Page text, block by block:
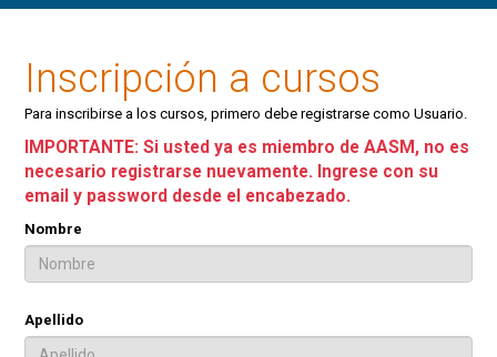
Inscripción a cursos
Para inscribirse a los cursos, primero debe registrarse como Usuario.
IMPORTANTE: Si usted ya es miembro de AASM, no es
necesario registrarse nuevamente. Ingrese con su
email y password desde el encabezado.
Nombre
Apellido